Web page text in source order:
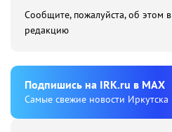
Сообщите, пожалуйста, об этом в
редакцию
Подпишиcь на IRK.ru в MAX
Cамые свежие новости Иркутска